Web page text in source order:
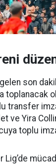
son
toplanacak
transfer
ve Yira
toplu
Lig’de